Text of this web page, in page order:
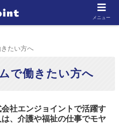
たい方へ
で働きたい方へ
社エンジョイントで活躍す
は、介護や福祉の仕事でモヤ
メニュー